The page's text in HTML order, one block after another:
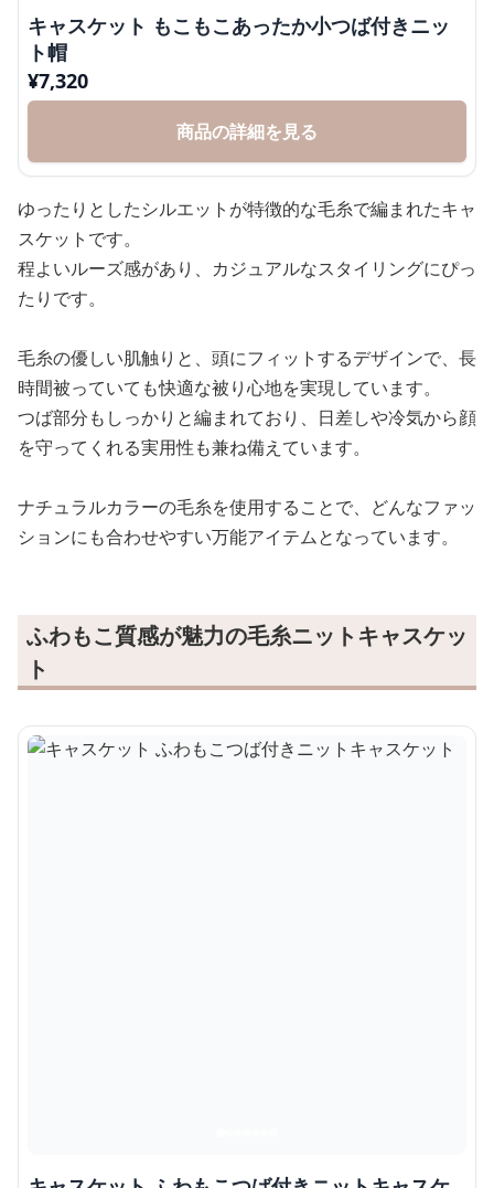
キャスケット もこもこあったか小つば付きニッ
ト帽
¥7,320
商品の詳細を見る
ゆったりとしたシルエットが特徴的な毛糸で編まれたキャ
スケットです。
程よいルーズ感があり、カジュアルなスタイリングにぴっ
たりです。
毛糸の優しい肌触りと、頭にフィットするデザインで、長
時間被っていても快適な被り心地を実現しています。
つば部分もしっかりと編まれており、日差しや冷気から顔
を守ってくれる実用性も兼ね備えています。
ナチュラルカラーの毛糸を使用することで、どんなファッ
ションにも合わせやすい万能アイテムとなっています。
ふわもこ質感が魅力の毛糸ニットキャスケッ
ト